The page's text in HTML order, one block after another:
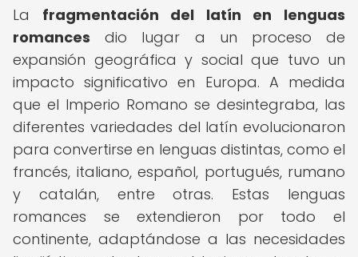
La fragmentación del latín en lenguas
romances dio lugar a un proceso de
expansión geográfica y social que tuvo un
impacto significativo en Europa. A medida
que el Imperio Romano se desintegraba, las
diferentes variedades del latín evolucionaron
para convertirse en lenguas distintas, como el
francés, italiano, español, portugués, rumano
y catalán, entre otras. Estas lenguas
romances se extendieron por todo el
continente, adaptándose a las necesidades